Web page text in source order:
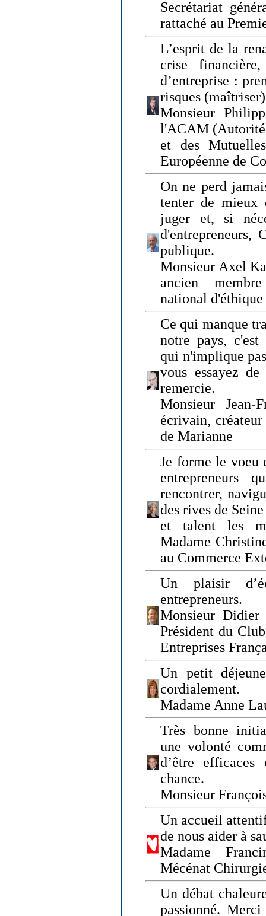
Secrétariat
rattaché au
L’esprit de la
crise
d’entreprise :
risques
Monsieur
l'ACAM (Autorité
et des
Européenne de
On ne perd
tenter de mieux
juger et, si
d'entrepreneurs,
publique.
Monsieur Axel
ancien
national d'éthique
Ce qui manque
notre pays,
qui n'implique
vous essayez
remercie.
Monsieur Jean-
écrivain,
de Marianne
Je forme le voeu
entrepreneurs
rencontrer,
des rives de
et talent les
Madame
au Commerce
Un plaisir
entrepreneurs.
Monsieur
Président du
Entreprises
Un petit
cordialement.
Madame Anne
Très bonne
une volonté
d’être
chance.
Monsieur
Un accueil
de nous aider à
Madame
Mécénat
Un débat
passionné.